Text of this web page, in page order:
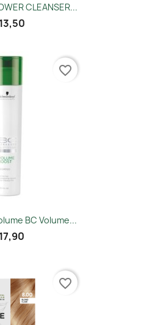
CLEANSER...
BC Volume...
favorite_border
favorite_border